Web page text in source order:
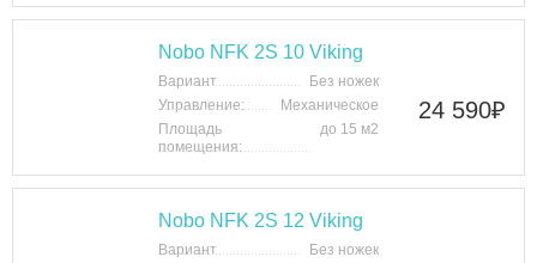
Nobo NFK 2S 10 Viking
Вариант
Без ножек
Управление:
Механическое
Площадь
помещения:
до 15 м2
24 590₽
Nobo NFK 2S 12 Viking
Вариант
Без ножек